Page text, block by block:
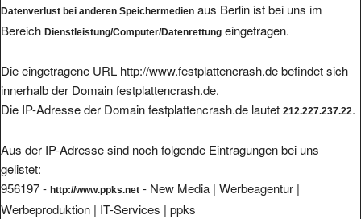
Datenverlust bei anderen Speichermedien aus Berlin ist bei uns im
Bereich Dienstleistung/Computer/Datenrettung eingetragen.
Die eingetragene URL http://www.festplattencrash.de befindet sich
innerhalb der Domain festplattencrash.de.
Die IP-Adresse der Domain festplattencrash.de lautet 212.227.237.22.
Aus der IP-Adresse sind noch folgende Eintragungen bei uns
gelistet:
956197 - http://www.ppks.net - New Media | Werbeagentur |
Werbeproduktion | IT-Services | ppks